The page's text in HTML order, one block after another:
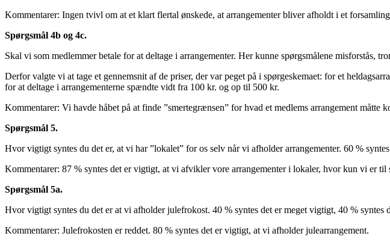
Kommentarer: Ingen tvivl om at et klart flertal ønskede, at arrangementer bliver afholdt i et
Spørgsmål 4b og 4c.
Skal vi som medlemmer betale for at deltage i arrangementer. Her kunne spørgsmålene misforstås,
Derfor valgte vi at tage et gennemsnit af de priser, der var peget på i spørgeskemaet: for et
for at deltage i arrangementerne spændte vidt fra 100 kr. og op til 500 kr.
Kommentarer: Vi havde håbet på at finde ”smertegrænsen” for hvad et medlems arrangement måtte
Spørgsmål 5.
Hvor vigtigt syntes du det er, at vi har ”lokalet” for os selv når vi afholder arrangementer. 60 %
Kommentarer: 87 % syntes det er vigtigt, at vi afvikler vore arrangementer i lokaler, hvor kun vi er til
Spørgsmål 5a.
Hvor vigtigt syntes du det er at vi afholder julefrokost. 40 % syntes det er meget vigtigt, 40 %
Kommentarer: Julefrokosten er reddet. 80 % syntes det er vigtigt, at vi afholder julearrangement.